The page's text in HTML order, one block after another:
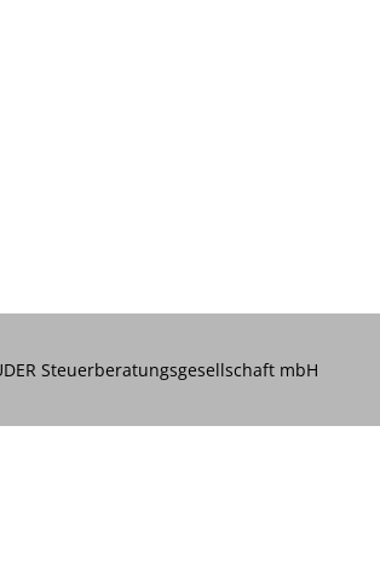
Steuerberatungsgesellschaft mbH